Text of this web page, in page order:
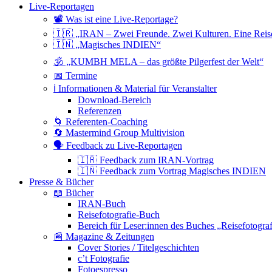
Live-Reportagen
📽 Was ist eine Live-Reportage?
🇮🇷 „IRAN – Zwei Freunde. Zwei Kulturen. Eine
🇮🇳 „Magisches INDIEN“
🕉 „KUMBH MELA – das größte Pilgerfest der Welt“
📅 Termine
ℹ️ Informationen & Material für Veranstalter
Download-Bereich
Referenzen
🌀 Referenten-Coaching
🔄 Mastermind Group Multivision
🗣 Feedback zu Live-Reportagen
🇮🇷 Feedback zum IRAN-Vortrag
🇮🇳 Feedback zum Vortrag Magisches INDIEN
Presse & Bücher
📖 Bücher
IRAN-Buch
Reisefotografie-Buch
Bereich für Leser:innen des Buches
📰 Magazine & Zeitungen
Cover Stories / Titelgeschichten
c’t Fotografie
Fotoespresso